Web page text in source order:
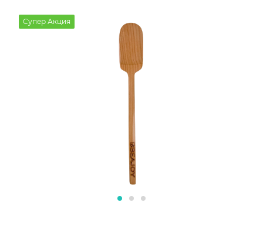
Супер Акция